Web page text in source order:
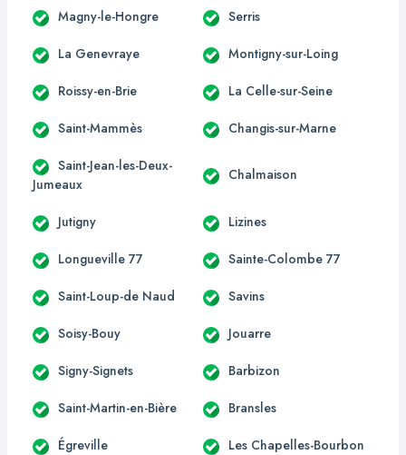
Magny-le-Hongre Serris
La Genevraye Montigny-sur-Loing
Roissy-en-Brie La Celle-sur-Seine
Saint-Mammès Changis-sur-Marne
Saint-Jean-les-Deux-
Jumeaux
Chalmaison
Jutigny Lizines
Longueville 77 Sainte-Colombe 77
Saint-Loup-de Naud Savins
Soisy-Bouy Jouarre
Signy-Signets Barbizon
Saint-Martin-en-Bière Bransles
Égreville Les Chapelles-Bourbon